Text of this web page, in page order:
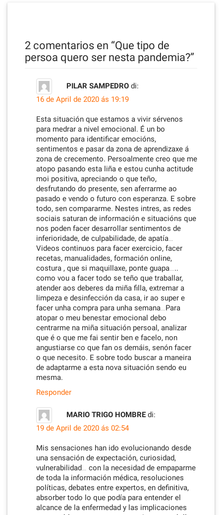
2 comentarios en “Que tipo de
persoa quero ser nesta pandemia?”
PILAR SAMPEDRO di:
16 de April de 2020 ás 19:19
Esta situación que estamos a vivir sérvenos
para medrar a nivel emocional. É un bo
momento para identificar emocións,
sentimentos e pasar da zona de aprendizaxe á
zona de crecemento. Persoalmente creo que me
atopo pasando esta liña e estou cunha actitude
moi positiva, apreciando o que teño,
desfrutando do presente, sen aferrarme ao
pasado e vendo o futuro con esperanza. E sobre
todo, sen compararme. Nestes intres, as redes
sociais saturan de información e situacións que
nos poden facer desarrollar sentimentos de
inferioridade, de culpabilidade, de apatía…
Videos continuos para facer exercicio, facer
recetas, manualidades, formación online,
costura , que si maquillaxe, ponte guapa…..
como vou a facer todo se teño que traballar,
atender aos deberes da miña filla, extremar a
limpeza e desinfección da casa, ir ao super e
facer unha compra para unha semana…Para
atopar o meu benestar emocional debo
centrarme na miña situación persoal, analizar
que é o que me fai sentir ben e facelo, non
angustiarse co que fan os demáis, senón facer
o que necesito. E sobre todo buscar a maneira
de adaptarme a esta nova situación sendo eu
mesma.
Responder
MARIO TRIGO HOMBRE di:
19 de April de 2020 ás 02:54
Mis sensaciones han ido evolucionando desde
una sensación de expectación, curiosidad,
vulnerabilidad… con la necesidad de empaparme
de toda la información médica, resoluciones
políticas, debates entre expertos, en definitiva,
absorber todo lo que podía para entender el
alcance de la enfermedad y las implicaciones